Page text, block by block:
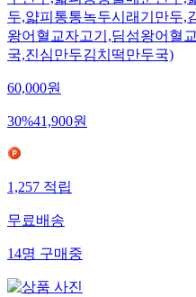
우만두,얇피통통불매운만두,
두,얇피통통녹두시래기만두,
왕어혈교자고기,딤섬왕어혈
국,진심만두김치떡만두국)
60,000원
30%41,900원
1,257적립
무료배송
14명구매중